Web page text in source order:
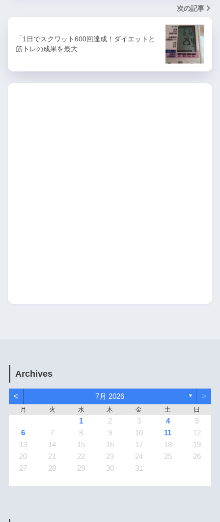
次の記事
「1日でスクワット600回達成！ダイエットと
筋トレの成果を最大…
Archives
< 7月 2026 ▼ >
月 火 水 木 金 土 日
1 2 3 4
5
6
7 8 9 10 11
12
13
14 15 16 17 18
19
20
21 22 23 24 25
26
27
28 29 30 31